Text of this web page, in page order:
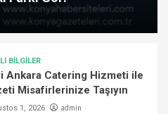
BİLGİLER
Ankara Catering Hizmeti ile
Misafirlerinize Taşıyın
1, 2026 admin